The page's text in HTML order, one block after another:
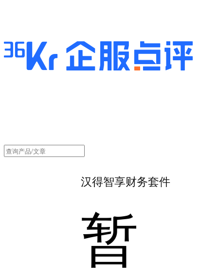
汉得智享财务套件
暂